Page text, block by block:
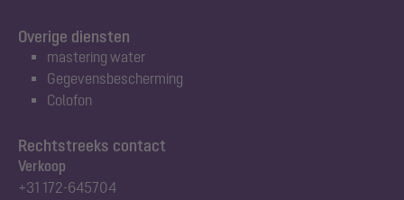
Rechtstreeks contact
Verkoop
+31 172-645704
Overige diensten
mastering water
Gegevensbescherming
Colofon